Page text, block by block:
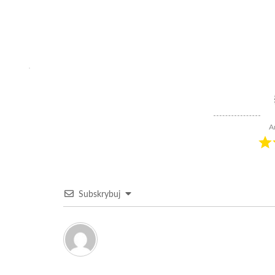
Subskrybuj